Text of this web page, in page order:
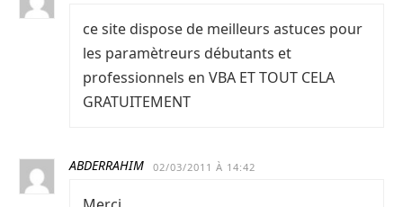
ce site dispose de meilleurs astuces pour
les paramètreurs débutants et
professionnels en VBA ET TOUT CELA
GRATUITEMENT
ABDERRAHIM 02/03/2011 À 14:42